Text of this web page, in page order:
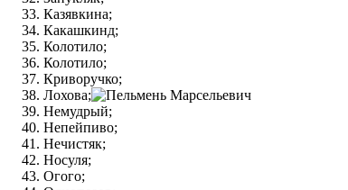
Казявкина;
Какашкинд;
Колотило;
Колотило;
Криворучко;
Лохова;
Немудрый;
Непейпиво;
Нечистяк;
Носуля;
Огого;